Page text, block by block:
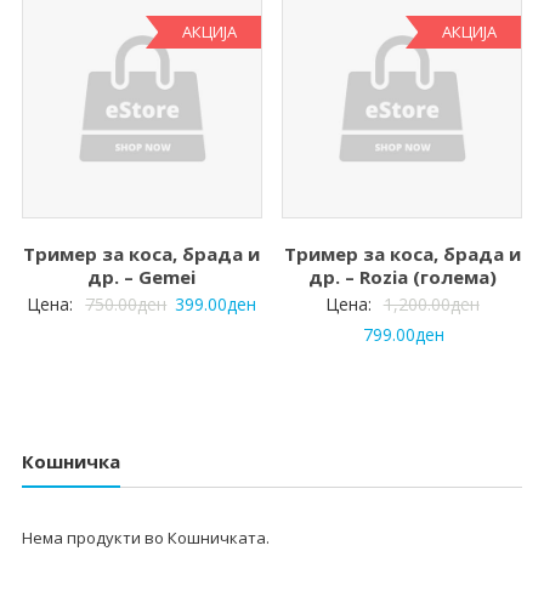
АКЦИЈА
Тример за коса, брада и
др. – Gemei
Цена: 750.00ден 399.00ден
АКЦИЈА
Тример за коса, брада и
др. – Rozia (голема)
Цена: 1,200.00ден
799.00ден
Кошничка
Нема продукти во Кошничката.